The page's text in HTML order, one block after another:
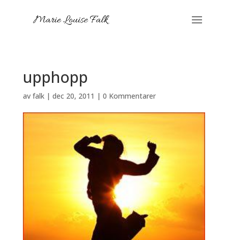
upphopp
av falk| dec 20, 2011 | 0 Kommentarer